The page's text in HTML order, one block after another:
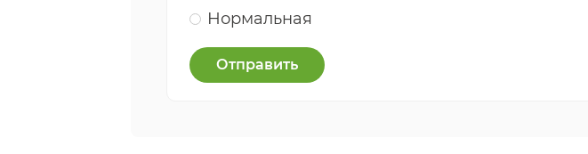
Нормальная
Отправить